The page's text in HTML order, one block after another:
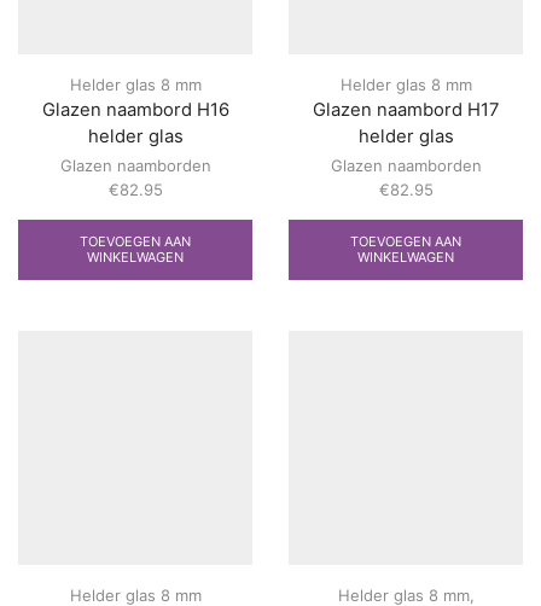
Helder glas 8 mm
Glazen naambord H16
helder glas
Glazen naamborden
€82.95
TOEVOEGEN AAN
WINKELWAGEN
Helder glas 8 mm
Glazen naambord H17
helder glas
Glazen naamborden
€82.95
TOEVOEGEN AAN
WINKELWAGEN
Helder glas 8 mm Helder glas 8 mm,